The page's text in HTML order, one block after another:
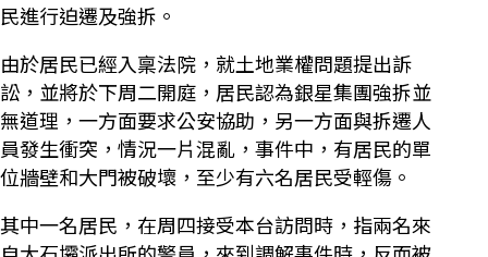
民進行迫遷及強拆。
由於居民已經入稟法院，就土地業權問題提出訴
訟，並將於下周二開庭，居民認為銀星集團強拆並
無道理，一方面要求公安協助，另一方面與拆遷人
員發生衝突，情況一片混亂，事件中，有居民的單
位牆壁和大門被破壞，至少有六名居民受輕傷。
其中一名居民，在周四接受本台訪問時，指兩名來